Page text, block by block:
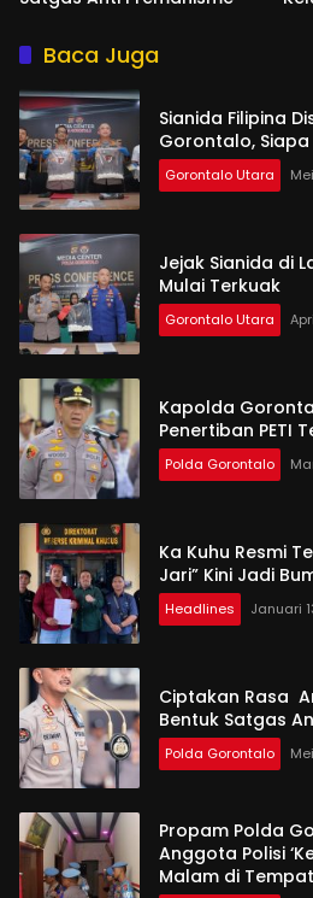
Baca Juga
Sianida Filipina
Gorontalo,
Gorontalo Utara
Jejak Sianida di
Mulai Terkuak
Gorontalo Utara
Kapolda
Penertiban PETI
Polda Gorontalo
Ka Kuhu Resmi
Jari” Kini Jadi
Headlines Januari
Ciptakan Rasa
Bentuk Satgas
Polda Gorontalo
Propam Polda
Anggota Polisi
Malam di